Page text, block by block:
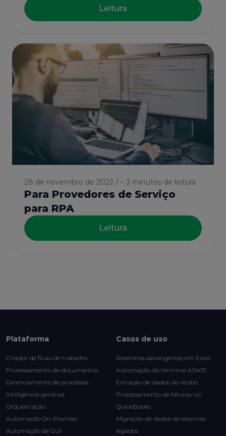
Leitura
28 de novembro de 2022 / ~ 3 minutos de leitura
Para Provedores de Serviço
para RPA
Leitura
Plataforma
Criador de fluxo de trabalho
Processamento de documentos
Gerenciamento de processos
Inteligência gerativa
Orquestração
Automação On-Premise
Automação de GUI
Casos de uso
Relatórios abrangentes em Excel
Automação do terminal AS400
Extração de dados do recibo
Processamento de faturas no
QuickBooks
Migração de dados de sistemas
legados